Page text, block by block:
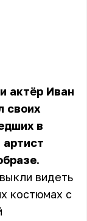
актёр Иван
своих
в
видеть
костюмах с